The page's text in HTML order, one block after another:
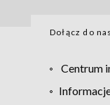
Dołącz do
Centrum